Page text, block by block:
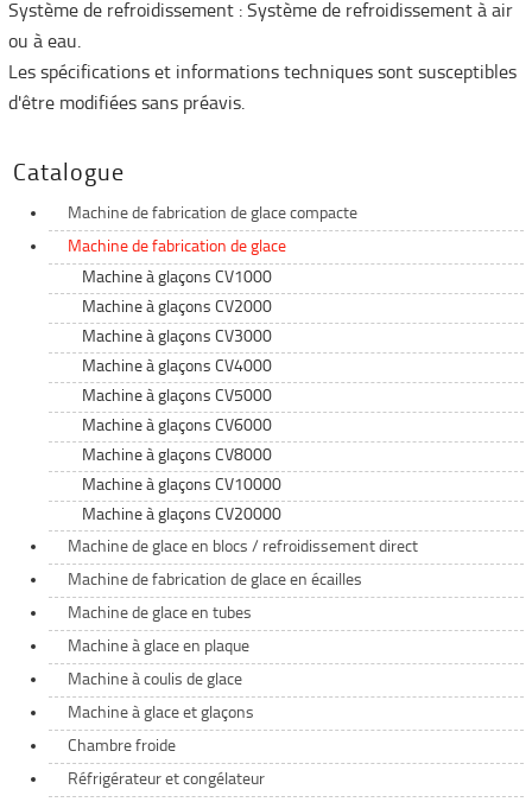
Système de refroidissement : Système de refroidissement à air
ou à eau.
Les spécifications et informations techniques sont susceptibles
d'être modifiées sans préavis.
Catalogue
Machine de fabrication de glace compacte
Machine de fabrication de glace
Machine à glaçons CV1000
Machine à glaçons CV2000
Machine à glaçons CV3000
Machine à glaçons CV4000
Machine à glaçons CV5000
Machine à glaçons CV6000
Machine à glaçons CV8000
Machine à glaçons CV10000
Machine à glaçons CV20000
Machine de glace en blocs / refroidissement direct
Machine de fabrication de glace en écailles
Machine de glace en tubes
Machine à glace en plaque
Machine à coulis de glace
Machine à glace et glaçons
Chambre froide
Réfrigérateur et congélateur